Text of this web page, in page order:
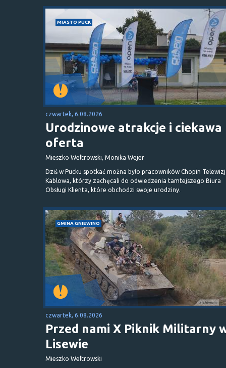
MIASTO PUCK
czwartek, 6.08.2026
Urodzinowe atrakcje i ciekawa
oferta
Mieszko Weltrowski, Monika Wejer
Dziś w Pucku spotkać można było pracowników Chopin
Kablowa, którzy zachęcali do odwiedzenia tamtejszego Biura
Obsługi Klienta, które obchodzi swoje urodziny.
GMINA GNIEWINO
czwartek, 6.08.2026
Przed nami X Piknik Militarny
Lisewie
Mieszko Weltrowski